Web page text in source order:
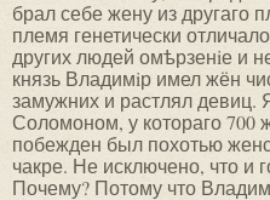
брал себе жену из другаго
племя генетически
других людей омѣрзенiе и
князь Владимiр имел жён
замужних и растлял девиц.
Соломоном, у котораго
побежден был похотью
чакре. Не исключено, что и
Почему? Потому что